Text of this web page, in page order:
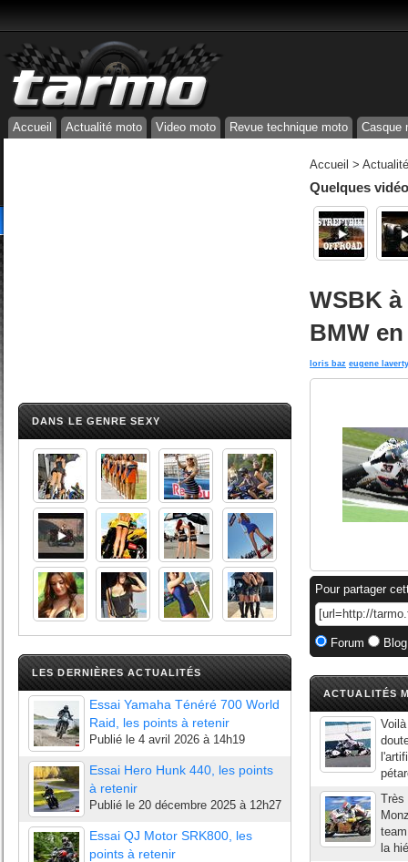
Accueil Actualité moto Video moto Revue technique moto Casque
DANS LE GENRE SEXY
LES DERNIÈRES ACTUALITÉS
Essai Yamaha Ténéré 700 World
Raid, les points à retenir
Publié le 4 avril 2026 à 14h19
Essai Hero Hunk 440, les points
à retenir
Publié le 20 décembre 2025 à 12h27
Essai QJ Motor SRK800, les
points à retenir
Accueil >
Quelques
WSBK
BMW
loris baz eugene laverty
Pour partager
Forum
ACTUALITÉS
Très
la